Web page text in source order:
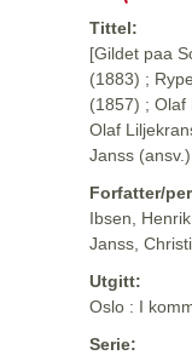
Tittel:
[Gildet paa
(1883) ;
(1857) ; Olaf
Olaf
Janss
Forfatter/
Ibsen, Henrik
Janss,
Utgitt:
Oslo : I
Serie: